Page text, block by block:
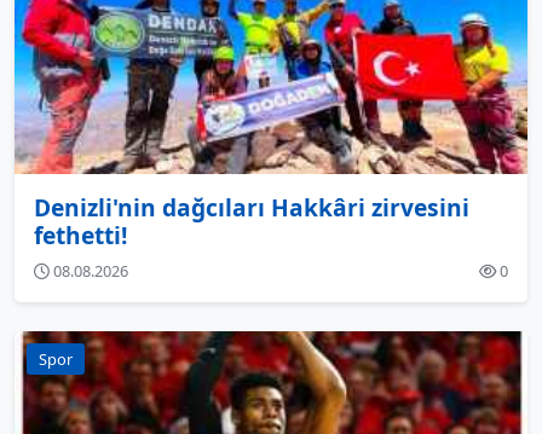
Denizli'nin dağcıları Hakkâri zirvesini
fethetti!
08.08.2026 0
Spor